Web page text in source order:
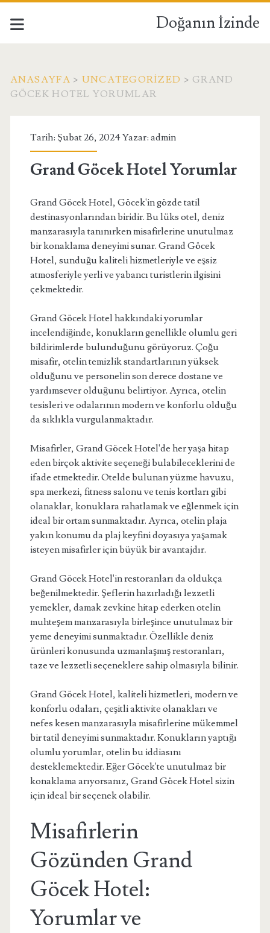
Doğanın İzinde
ANASAYFA > UNCATEGORIZED > GRAND
GÖCEK HOTEL YORUMLAR
Tarih: Şubat 26, 2024 Yazar: admin
Grand Göcek Hotel Yorumlar
Grand Göcek Hotel, Göcek'in gözde tatil
destinasyonlarından biridir. Bu lüks otel, deniz
manzarasıyla tanınırken misafirlerine unutulmaz
bir konaklama deneyimi sunar. Grand Göcek
Hotel, sunduğu kaliteli hizmetleriyle ve eşsiz
atmosferiyle yerli ve yabancı turistlerin ilgisini
çekmektedir.
Grand Göcek Hotel hakkındaki yorumlar
incelendiğinde, konukların genellikle olumlu geri
bildirimlerde bulunduğunu görüyoruz. Çoğu
misafir, otelin temizlik standartlarının yüksek
olduğunu ve personelin son derece dostane ve
yardımsever olduğunu belirtiyor. Ayrıca, otelin
tesisleri ve odalarının modern ve konforlu olduğu
da sıklıkla vurgulanmaktadır.
Misafirler, Grand Göcek Hotel'de her yaşa hitap
eden birçok aktivite seçeneği bulabileceklerini de
ifade etmektedir. Otelde bulunan yüzme havuzu,
spa merkezi, fitness salonu ve tenis kortları gibi
olanaklar, konuklara rahatlamak ve eğlenmek için
ideal bir ortam sunmaktadır. Ayrıca, otelin plaja
yakın konumu da plaj keyfini doyasıya yaşamak
isteyen misafirler için büyük bir avantajdır.
Grand Göcek Hotel'in restoranları da oldukça
beğenilmektedir. Şeflerin hazırladığı lezzetli
yemekler, damak zevkine hitap ederken otelin
muhteşem manzarasıyla birleşince unutulmaz bir
yeme deneyimi sunmaktadır. Özellikle deniz
ürünleri konusunda uzmanlaşmış restoranları,
taze ve lezzetli seçeneklere sahip olmasıyla bilinir.
Grand Göcek Hotel, kaliteli hizmetleri, modern ve
konforlu odaları, çeşitli aktivite olanakları ve
nefes kesen manzarasıyla misafirlerine mükemmel
bir tatil deneyimi sunmaktadır. Konukların yaptığı
olumlu yorumlar, otelin bu iddiasını
desteklemektedir. Eğer Göcek'te unutulmaz bir
konaklama arıyorsanız, Grand Göcek Hotel sizin
için ideal bir seçenek olabilir.
Misafirlerin
Gözünden Grand
Göcek Hotel:
Yorumlar ve